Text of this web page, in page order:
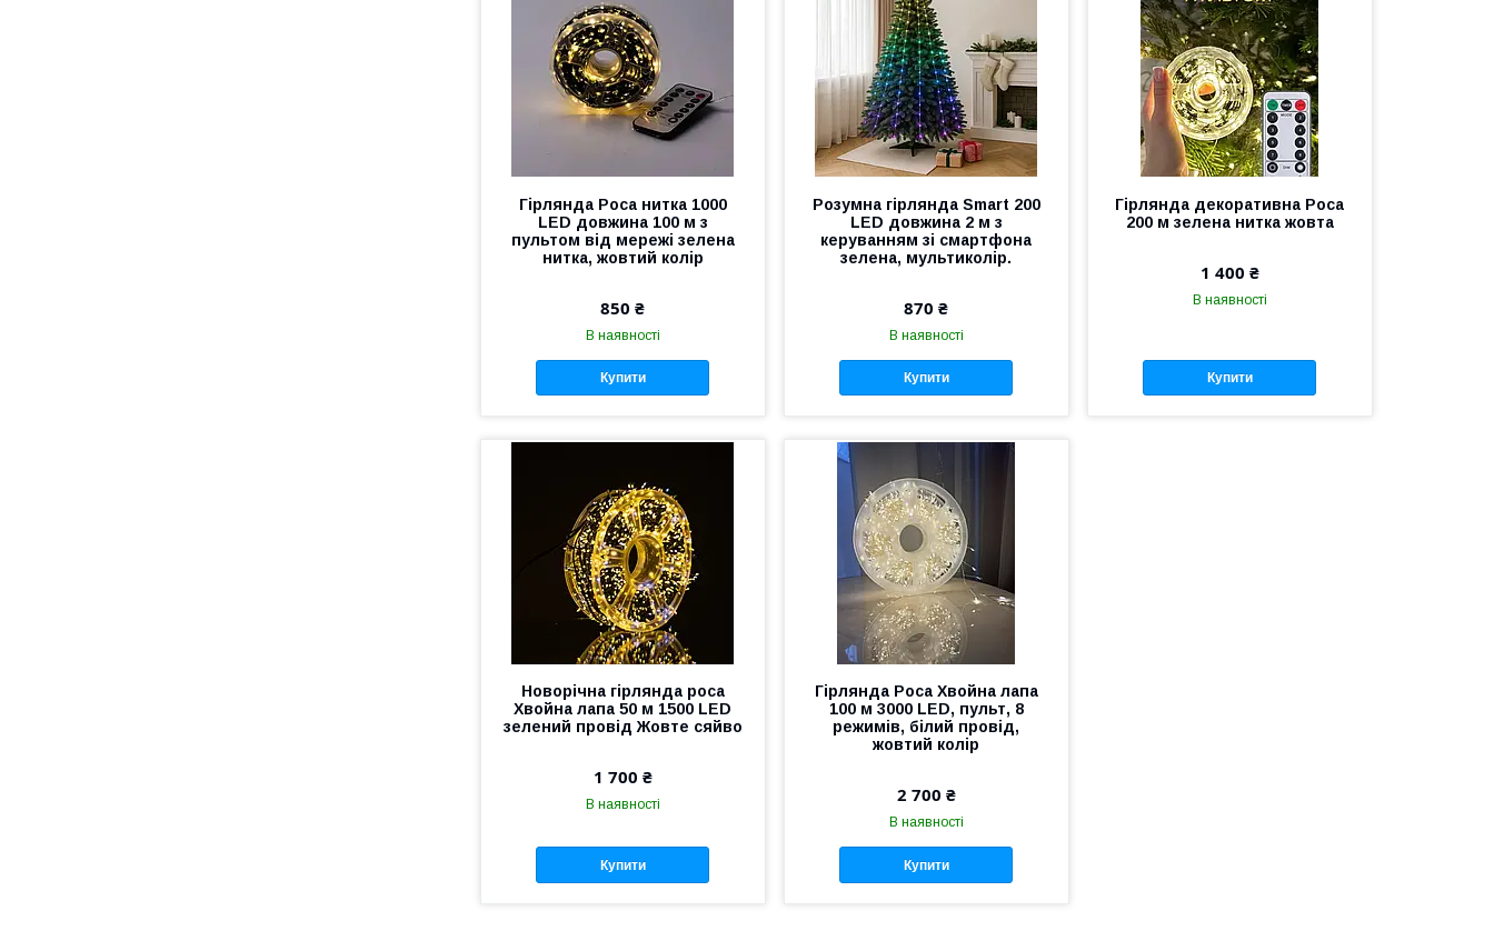
Гірлянда Роса нитка 1000
LED довжина 100 м з
пультом від мережі зелена
нитка, жовтий колір
850 ₴
В наявності
Купити
Розумна гірлянда Smart 200
LED довжина 2 м з
керуванням зі смартфона
зелена, мультиколір.
870 ₴
В наявності
Купити
Гірлянда декоративна Роса
200 м зелена нитка жовта
1 400 ₴
В наявності
Купити
Новорічна гірлянда роса
Хвойна лапа 50 м 1500 LED
зелений провід Жовте сяйво
1 700 ₴
В наявності
Купити
Гірлянда Роса Хвойна лапа
100 м 3000 LED, пульт, 8
режимів, білий провід,
жовтий колір
2 700 ₴
В наявності
Купити